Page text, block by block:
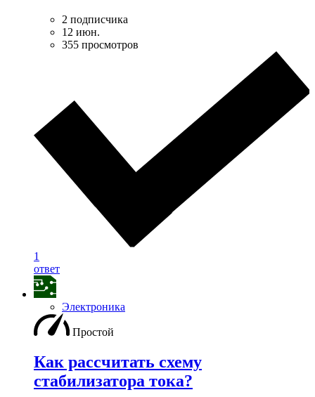
2 подписчика
12 июн.
355 просмотров
1
ответ
Электроника
Простой
Как рассчитать схему
стабилизатора тока?